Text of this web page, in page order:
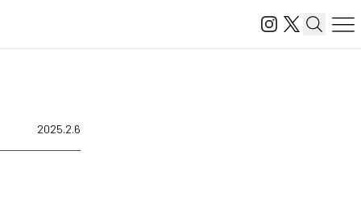
2025.2.6